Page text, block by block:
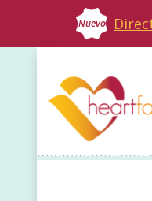
Nuevo